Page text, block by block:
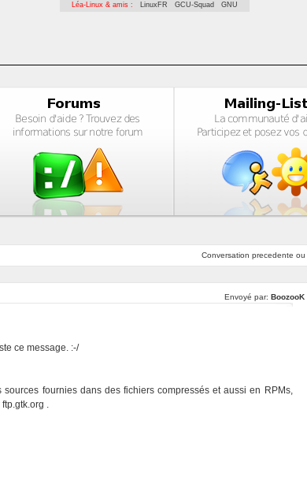
Léa-Linux & amis : LinuxFR GCU-Squad GNU
Conversation precedente ou
Envoyé par: BoozooK
ce message. :-/
fournies dans des fichiers compressés et aussi en RPMs,
.